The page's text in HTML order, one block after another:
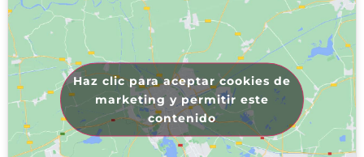
Haz clic para aceptar cookies de
marketing y permitir este
contenido